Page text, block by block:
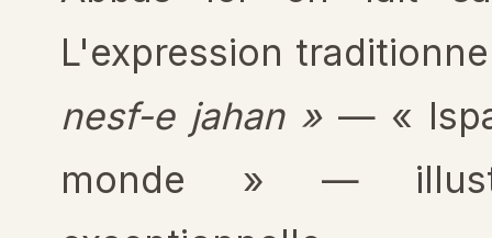
L'expression
nesf-e jahan »— «
monde » —